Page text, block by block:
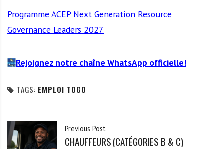
Programme ACEP Next Generation Resource
Governance Leaders 2027
Rejoignez notre chaîne WhatsApp officielle!
TAGS: EMPLOI TOGO
Previous Post
CHAUFFEURS (CATÉGORIES B & C)